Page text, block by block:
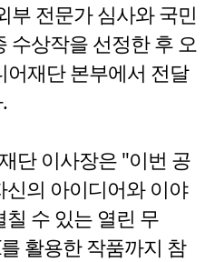
부 전문가 심사와 국민
수상작을 선정한 후 오
어재단 본부에서 전달
단 이사장은 "이번 공
의 아이디어와 이야
수 있는 열린 무
활용한 작품까지 참